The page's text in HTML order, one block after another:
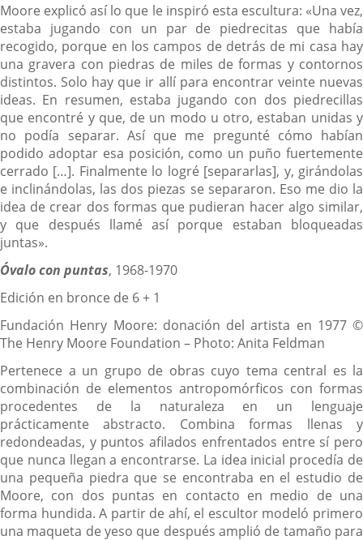
Moore explicó así lo que le inspiró esta escultura: «Una vez,
estaba jugando con un par de piedrecitas que había
recogido, porque en los campos de detrás de mi casa hay
una gravera con piedras de miles de formas y contornos
distintos. Solo hay que ir allí para encontrar veinte nuevas
ideas. En resumen, estaba jugando con dos piedrecillas
que encontré y que, de un modo u otro, estaban unidas y
no podía separar. Así que me pregunté cómo habían
podido adoptar esa posición, como un puño fuertemente
cerrado […]. Finalmente lo logré [separarlas], y, girándolas
e inclinándolas, las dos piezas se separaron. Eso me dio la
idea de crear dos formas que pudieran hacer algo similar,
y que después llamé así porque estaban bloqueadas
juntas».
Óvalo con puntas, 1968-1970
Edición en bronce de 6 + 1
Fundación Henry Moore: donación del artista en 1977 ©
The Henry Moore Foundation – Photo: Anita Feldman
Pertenece a un grupo de obras cuyo tema central es la
combinación de elementos antropomórficos con formas
procedentes de la naturaleza en un lenguaje
prácticamente abstracto. Combina formas llenas y
redondeadas, y puntos afilados enfrentados entre sí pero
que nunca llegan a encontrarse. La idea inicial procedía de
una pequeña piedra que se encontraba en el estudio de
Moore, con dos puntas en contacto en medio de una
forma hundida. A partir de ahí, el escultor modeló primero
una maqueta de yeso que después amplió de tamaño para